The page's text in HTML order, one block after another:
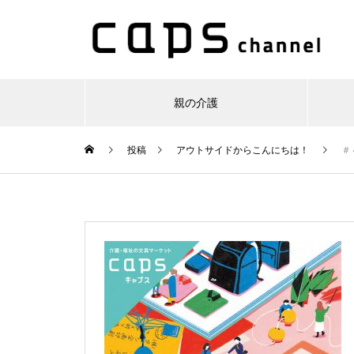
親の介護
投稿 アウトサイドからこんにちは！